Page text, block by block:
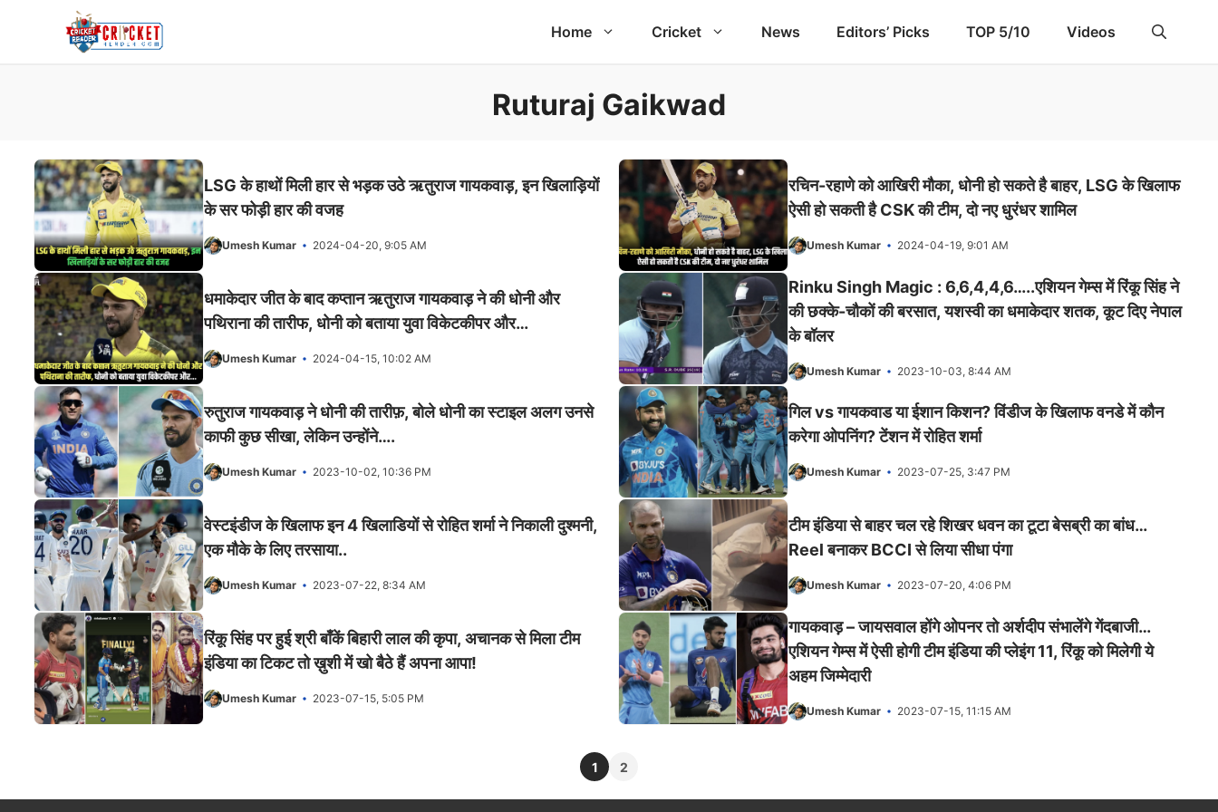
Home Cricket News Editors’ Picks TOP 5/10 Videos
Ruturaj Gaikwad
LSG के हाथों मिली हार से भड़क उठे ऋतुराज गायकवाड़, इन खिलाड़ियों
के सर फोड़ी हार की वजह
Umesh Kumar 2024-04-20, 9:05 AM
रचिन-रहाणे को आखिरी मौका, धोनी हो सकते है बाहर, LSG के खिलाफ
ऐसी हो सकती है CSK की टीम, दो नए धुरंधर शामिल
Umesh Kumar 2024-04-19, 9:01 AM
धमाकेदार जीत के बाद कप्तान ऋतुराज गायकवाड़ ने की धोनी और
पथिराना की तारीफ, धोनी को बताया युवा विकेटकीपर और…
Umesh Kumar 2024-04-15, 10:02 AM
Rinku Singh Magic : 6,6,4,4,6…..एशियन गेम्स में रिंकू सिंह ने
की छक्के-चौकों की बरसात, यशस्वी का धमाकेदार शतक, कूट दिए नेपाल
के बॉलर
Umesh Kumar 2023-10-03, 8:44 AM
रुतुराज गायकवाड़ ने धोनी की तारीफ़, बोले धोनी का स्टाइल अलग उनसे
काफी कुछ सीखा, लेकिन उन्होंने….
Umesh Kumar 2023-10-02, 10:36 PM
गिल vs गायकवाड या ईशान किशन? विंडीज के खिलाफ वनडे में कौन
करेगा ओपनिंग? टेंशन में रोहित शर्मा
Umesh Kumar 2023-07-25, 3:47 PM
वेस्टइंडीज के खिलाफ इन 4 खिलाडियों से रोहित शर्मा ने निकाली दुश्मनी,
एक मौके के लिए तरसाया..
Umesh Kumar 2023-07-22, 8:34 AM
टीम इंडिया से बाहर चल रहे शिखर धवन का टूटा बेसब्री का बांध…
Reel बनाकर BCCI से लिया सीधा पंगा
Umesh Kumar 2023-07-20, 4:06 PM
रिंकू सिंह पर हुई श्री बाँकें बिहारी लाल की कृपा, अचानक से मिला टीम
इंडिया का टिकट तो ख़ुशी में खो बैठे हैं अपना आपा!
Umesh Kumar 2023-07-15, 5:05 PM
गायकवाड़ – जायसवाल होंगे ओपनर तो अर्शदीप संभालेंगे गेंदबाजी…
एशियन गेम्स में ऐसी होगी टीम इंडिया की प्लेइंग 11, रिंकू को मिलेगी ये
अहम जिम्मेदारी
Umesh Kumar 2023-07-15, 11:15 AM
1 2